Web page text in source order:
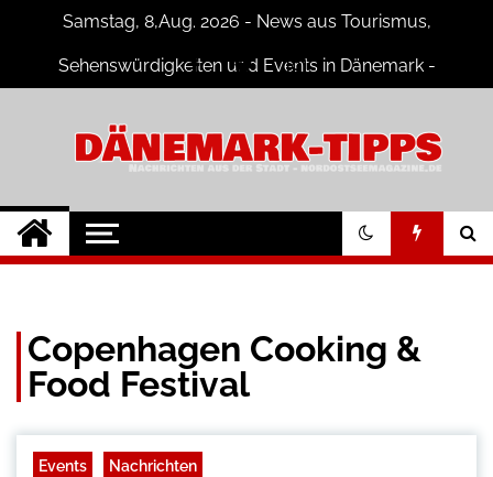
content
Samstag, 8,Aug. 2026 - News aus Tourismus,
Sehenswürdigkeiten und Events in Dänemark -
Dänemark Tipps
Neuigkeiten und Nachrichten in
Dänemark
Copenhagen Cooking &
Food Festival
Events Nachrichten